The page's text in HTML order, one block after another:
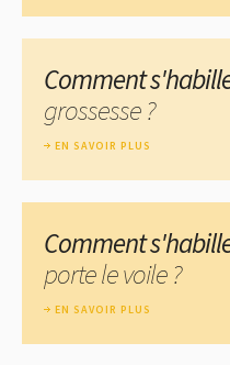
Comment
grossesse ?
EN SAVOIR PLUS
Comment
porte le voile ?
EN SAVOIR PLUS